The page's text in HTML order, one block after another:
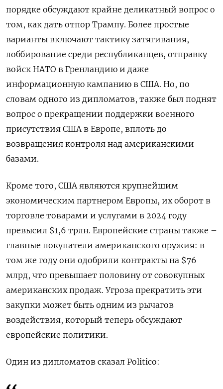
порядке обсуждают крайне деликатный вопрос о
том, как дать отпор Трампу. Более простые
варианты включают тактику затягивания,
лоббирование среди республиканцев, отправку
войск НАТО в Гренландию и даже
информационную кампанию в США. Но, по
словам одного из дипломатов, также был поднят
вопрос о прекращении поддержки военного
присутствия США в Европе, вплоть до
возвращения контроля над американскими
базами.
Кроме того, США являются крупнейшим
экономическим партнером Европы, их оборот в
торговле товарами и услугами в 2024 году
превысил $1,6 трлн. Европейские страны также –
главные покупатели американского оружия: в
том же году они одобрили контракты на $76
млрд, что превышает половину от совокупных
американских продаж. Угроза прекратить эти
закупки может быть одним из рычагов
воздействия, который теперь обсуждают
европейские политики.
Один из дипломатов сказал Politico: